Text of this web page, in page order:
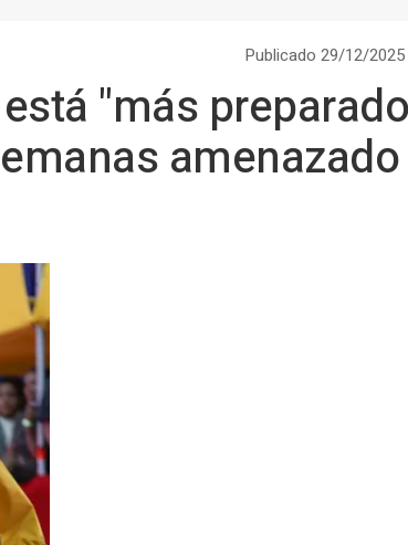
Publicado 29/12/2025
"más preparado
amenazado